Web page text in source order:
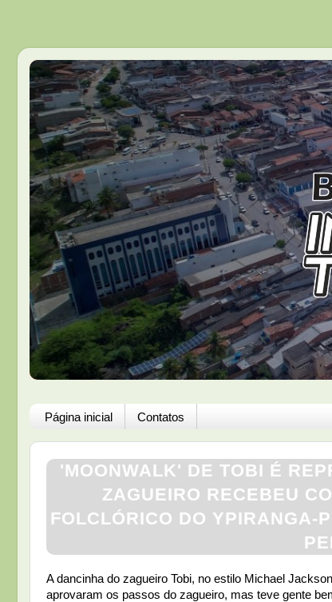
Página inicial Contatos
'MOONWALK' DE TOBI É
ZAGUEIRO RECEBEU
FOLCLÓRICO DO YPIRANGA-
A dancinha do zagueiro Tobi, no estilo Michael
aprovaram os passos do zagueiro, mas teve gente